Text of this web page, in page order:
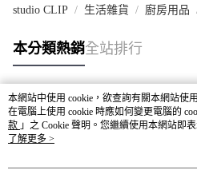
studio CLIP 生活雜貨 廚房用品
本分類熱銷全站排行
熱門標籤
本網站中使用 cookie，欲查詢有關本網站使
在電腦上使用 cookie 時應如何變更電腦的
款 」之 Cookie 聲明。您繼續使用本網站即
之 Cookie 聲明使用 cookie。
了解更多 >